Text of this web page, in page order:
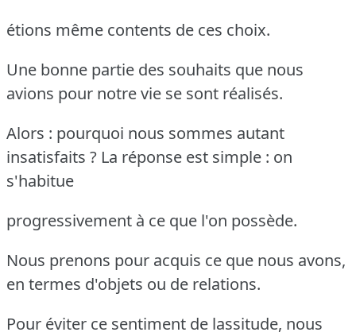
étions même contents de ces choix.
Une bonne partie des souhaits que nous
avions pour notre vie se sont réalisés.
Alors : pourquoi nous sommes autant
insatisfaits ? La réponse est simple : on
s'habitue
progressivement à ce que l'on possède.
Nous prenons pour acquis ce que nous avons,
en termes d'objets ou de relations.
Pour éviter ce sentiment de lassitude, nous